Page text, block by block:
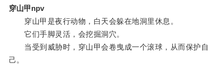
穿山甲npv
穿山甲是夜行动物，白天会躲在地洞里休息。
它们手脚灵活，会挖掘洞穴。
当受到威胁时，穿山甲会卷曳成一个滚球，从而保护自
己。